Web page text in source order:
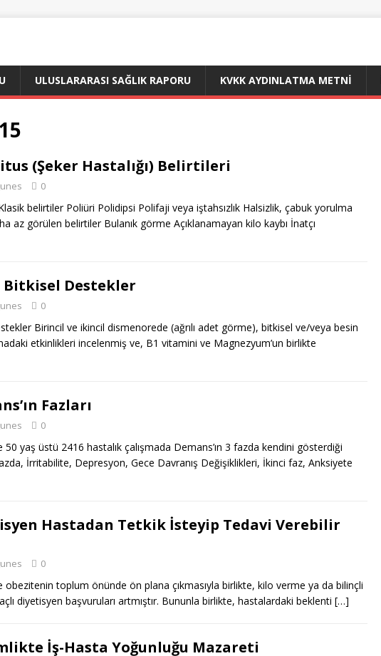
ULUSLARARASI SAĞLIK RAPORU KVKK AYDINLATMA METNİ
(Şeker Hastalığı) Belirtileri
0
belirtiler Poliüri Polidipsi Polifaji veya iştahsızlık Halsizlik, çabuk yorulma
az görülen belirtiler Bulanık görme Açıklanamayan kilo kaybı İnatçı
Bitkisel Destekler
0
Birincil ve ikincil dismenorede (ağrılı adet görme), bitkisel ve/veya besin
etkinlikleri incelenmiş ve, B1 vitamini ve Magnezyum’un birlikte
Fazları
0
50 yaş üstü 2416 hastalık çalışmada Demans’ın 3 fazda kendini gösterdiği
İrritabilite, Depresyon, Gece Davranış Değişiklikleri, İkinci faz, Anksiyete
Hastadan Tetkik İsteyip Tedavi Verebilir
0
toplum önünde ön plana çıkmasıyla birlikte, kilo verme ya da bilinçli
diyetisyen başvuruları artmıştır. Bununla birlikte, hastalardaki beklenti […]
İş-Hasta Yoğunluğu Mazareti